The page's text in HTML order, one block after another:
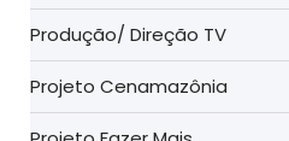
Produção/ Direção TV
Projeto Cenamazônia